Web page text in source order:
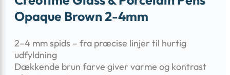
Opaque Brown 2-4mm
2–4 mm spids – fra præcise linjer til hurtig
udfyldning
Dækkende brun farve giver varme og kontrast